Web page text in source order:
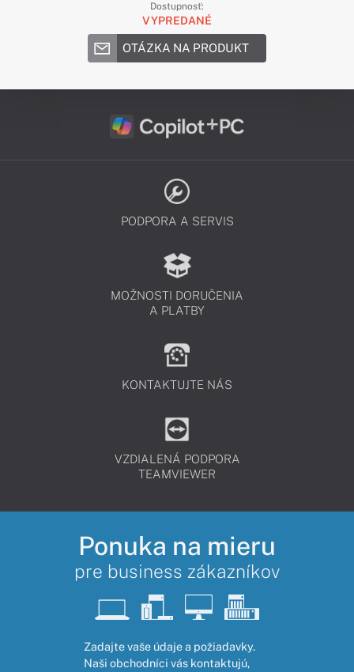
Dostupnosť:
VYPREDANÉ
OTÁZKA NA PRODUKT
PODPORA A SERVIS
MOŽNOSTI DORUČENIA
A PLATBY
KONTAKTUJTE NÁS
VZDIALENÁ PODPORA
TEAMVIEWER
Ponuka na mieru
pre business zákazníkov
Zadajte vaše údaje a požiadavky.
Naši obchodníci vás kontaktujú,